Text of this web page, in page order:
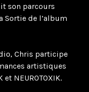
son parcours
Sortie de l’album
Chris participe
artistiques
NEUROTOXIK.